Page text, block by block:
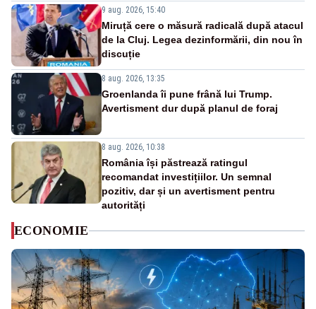
9 aug. 2026, 15:40
Miruță cere o măsură radicală după atacul
de la Cluj. Legea dezinformării, din nou în
discuție
8 aug. 2026, 13:35
Groenlanda îi pune frână lui Trump.
Avertisment dur după planul de foraj
8 aug. 2026, 10:38
România își păstrează ratingul
recomandat investițiilor. Un semnal
pozitiv, dar și un avertisment pentru
autorități
ECONOMIE